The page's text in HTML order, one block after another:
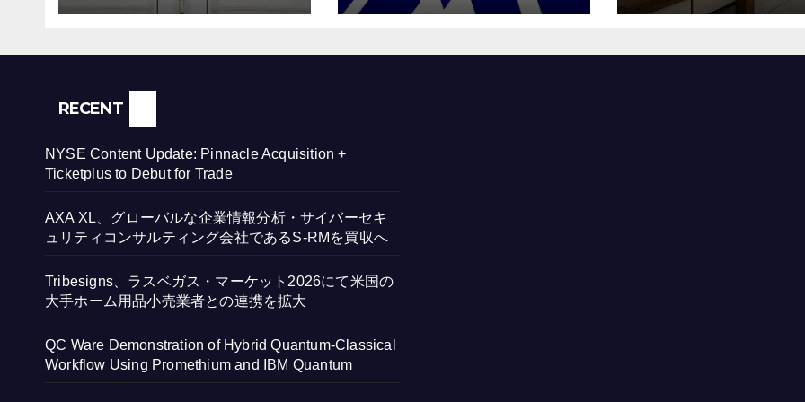
for Trade
るS-RMを買収へ
を拡大
RECENT
NYSE Content Update: Pinnacle Acquisition +
Ticketplus to Debut for Trade
AXA XL、グローバルな企業情報分析・サイバーセキ
ュリティコンサルティング会社であるS-RMを買収へ
Tribesigns、ラスベガス・マーケット2026にて米国の
大手ホーム用品小売業者との連携を拡大
QC Ware Demonstration of Hybrid Quantum-Classical
Workflow Using Promethium and IBM Quantum